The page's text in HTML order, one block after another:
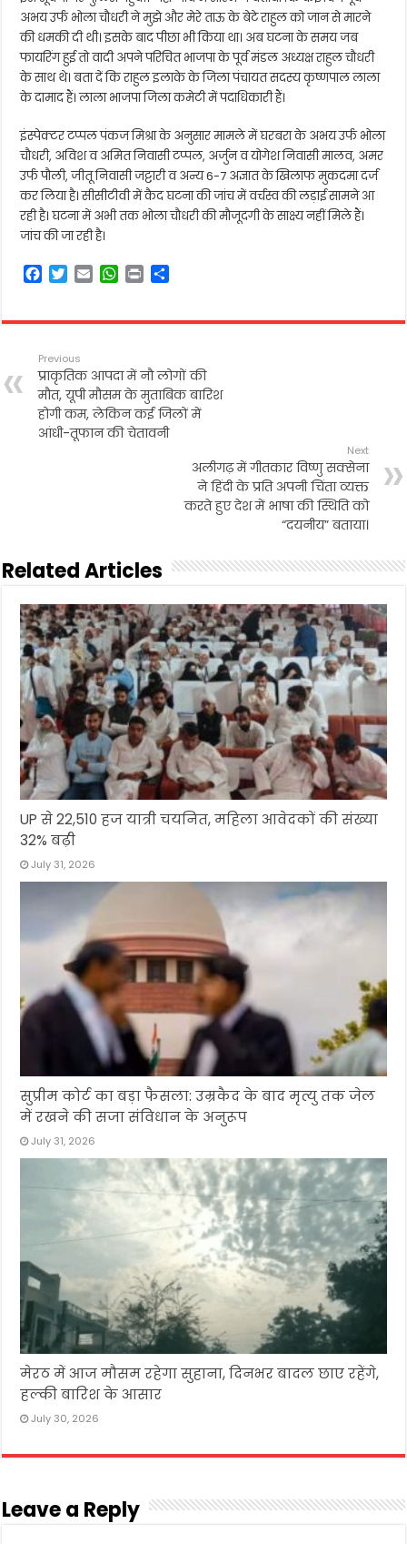
अभय उर्फ भोला चौधरी ने मुझे और मेरे ताऊ के बेटे राहुल को जान से मारने
की धमकी दी थी। इसके बाद पीछा भी किया था। अब घटना के समय जब
फायरिंग हुई तो वादी अपने परिचित भाजपा के पूर्व मंडल अध्यक्ष राहुल चौधरी
के साथ थे। बता दें कि राहुल इलाके के जिला पंचायत सदस्य कृष्णपाल लाला
के दामाद हैं। लाला भाजपा जिला कमेटी में पदाधिकारी हैं।
इंस्पेक्टर टप्पल पंकज मिश्रा के अनुसार मामले में घरबरा के अभय उर्फ भोला
चौधरी, अविश व अमित निवासी टप्पल, अर्जुन व योगेश निवासी मालव, अमर
उर्फ पौली, जीतू निवासी जट्टारी व अन्य 6-7 अज्ञात के खिलाफ मुकदमा दर्ज
कर लिया है। सीसीटीवी में कैद घटना की जांच में वर्चस्व की लड़ाई सामने आ
रही है। घटना में अभी तक भोला चौधरी की मौजूदगी के साक्ष्य नहीं मिले हैं।
जांच की जा रही है।
F
e
o
o
k
T
t
e
r
E
i
W
t
p
p
P
n
r
Previous
प्राकृतिक आपदा में नौ लोगों की
मौत, यूपी मौसम के मुताबिक बारिश
होगी कम, लेकिन कई जिलों में
आंधी-तूफान की चेतावनी
Next
अलीगढ़ में गीतकार विष्णु सक्सेना
ने हिंदी के प्रति अपनी चिंता व्यक्त
करते हुए देश में भाषा की स्थिति को
“दयनीय” बताया।
Related Articles
UP से 22,510 हज यात्री चयनित, महिला आवेदकों की संख्या
32% बढ़ी
July 31, 2026
सुप्रीम कोर्ट का बड़ा फैसला: उम्रकैद के बाद मृत्यु तक जेल
में रखने की सजा संविधान के अनुरूप
July 31, 2026
मेरठ में आज मौसम रहेगा सुहाना, दिनभर बादल छाए रहेंगे,
हल्की बारिश के आसार
July 30, 2026
Leave a Reply